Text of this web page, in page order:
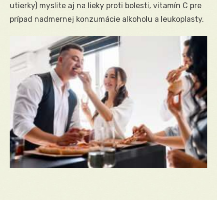
utierky) myslite aj na lieky proti bolesti, vitamín C pre
prípad nadmernej konzumácie alkoholu a leukoplasty.